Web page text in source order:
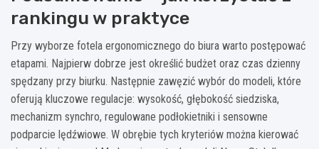
rankingu w praktyce
Przy wyborze fotela ergonomicznego do biura warto postępować
etapami. Najpierw dobrze jest określić budżet oraz czas dzienny
spędzany przy biurku. Następnie zawęzić wybór do modeli, które
oferują kluczowe regulacje: wysokość, głębokość siedziska,
mechanizm synchro, regulowane podłokietniki i sensowne
podparcie lędźwiowe. W obrębie tych kryteriów można kierować